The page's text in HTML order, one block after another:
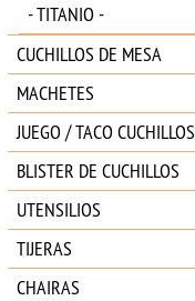
- TITANIO -
CUCHILLOS DE MESA
MACHETES
JUEGO / TACO CUCHILLOS
BLISTER DE CUCHILLOS
UTENSILIOS
TIJERAS
CHAIRAS